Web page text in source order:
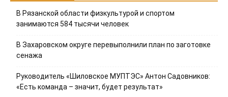
В Рязанской области физкультурой и спортом
занимаются 584 тысячи человек
В Захаровском округе перевыполнили план по заготовке
сенажа
Руководитель «Шиловское МУПТЭС» Антон Садовников:
«Есть команда – значит, будет результат»